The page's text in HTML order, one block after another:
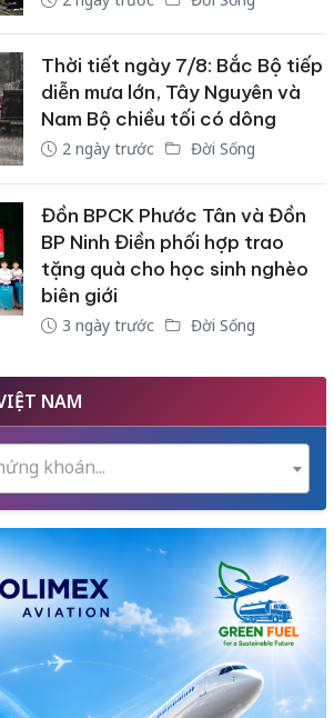
Thời tiết ngày 7/8: Bắc Bộ tiếp
diễn mưa lớn, Tây Nguyên và
Nam Bộ chiều tối có dông
2 ngày trước Đời Sống
Đồn BPCK Phước Tân và Đồn
BP Ninh Điền phối hợp trao
tặng quà cho học sinh nghèo
biên giới
3 ngày trước Đời Sống
NAM
khoán...